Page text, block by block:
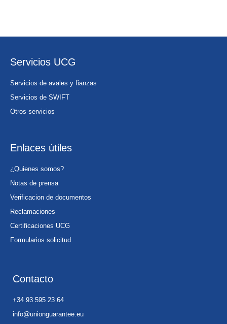
Servicios UCG
Servicios de avales y fianzas
Servicios de SWIFT
Otros servicios
Enlaces útiles
¿Quienes somos?
Notas de prensa
Verificacion de documentos
Reclamaciones
Certificaciones UCG
Formularios solicitud
Contacto
+34 93 595 23 64
info@unionguarantee.eu